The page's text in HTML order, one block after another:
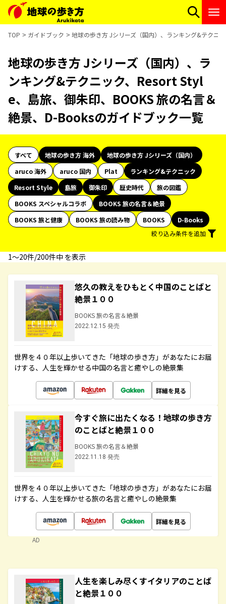
TOP ガイドブック 地球の歩き方 Jシリーズ（国内）、ランキング&テクニ
地球の歩き方 Jシリーズ（国内）、ラ
ンキング&テクニック、Resort Styl
e、島旅、御朱印、BOOKS 旅の名言＆
絶景、D-Booksのガイドブック一覧
すべて 地球の歩き方 海外
地球の歩き方 Jシリーズ（国内）
aruco 海外
aruco 国内 Plat
ランキング&テクニック
Resort Style
島旅 御朱印 歴史時代
旅の図鑑
BOOKS スペシャルコラボ
BOOKS 旅の名言＆絶景
BOOKS 旅と健康
BOOKS 旅の読み物 BOOKS
D-Books
絞り込み条件を追加
1〜20件/200件中 を表示
悠久の教えをひもとく中国のことばと
絶景１００
BOOKS 旅の名言＆絶景
2022.12.15 発売
世界を４０年以上歩いてきた「地球の歩き方」があなたにお届
けする、人生を輝かせる中国の名言と癒やしの絶景集
詳細を見る
今すぐ旅に出たくなる！地球の歩き方
のことばと絶景１００
BOOKS 旅の名言＆絶景
2022.11.18 発売
世界を４０年以上歩いてきた「地球の歩き方」があなたにお届
けする、人生を輝かせる旅の名言と癒やしの絶景集
詳細を見る
AD
人生を楽しみ尽くすイタリアのことば
と絶景１００